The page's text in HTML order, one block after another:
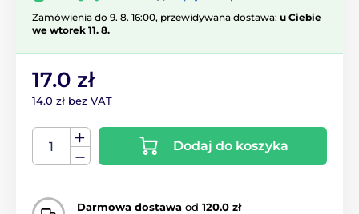
Zamówienia do 9. 8. 16:00, przewidywana dostawa: u Ciebie
we wtorek 11. 8.
17.0 zł
14.0 zł bez VAT
Dodaj do koszyka
Darmowa dostawa od 120.0 zł